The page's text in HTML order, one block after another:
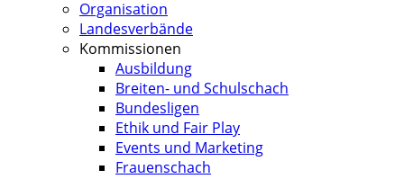
Organisation
Landesverbände
Kommissionen
Ausbildung
Breiten- und Schulschach
Bundesligen
Ethik und Fair Play
Events und Marketing
Frauenschach